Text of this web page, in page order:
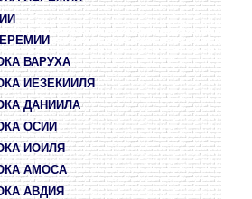
ВАРУХА
ИЕЗЕКИИЛЯ
ДАНИИЛА
ОСИИ
ИОИЛЯ
АМОСА
АВДИЯ